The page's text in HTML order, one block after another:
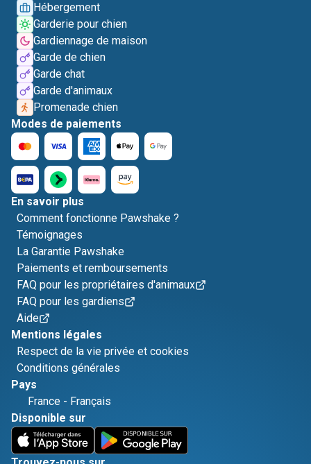
Hébergement
Garderie pour chien
Gardiennage de maison
Garde de chien
Garde chat
Garde d'animaux
Promenade chien
Modes de paiements
En savoir plus
Comment fonctionne Pawshake ?
Témoignages
La Garantie Pawshake
Paiements et remboursements
FAQ pour les propriétaires d'animaux
FAQ pour les gardiens
Aide
Mentions légales
Respect de la vie privée et cookies
Conditions générales
Pays
France - Français
Disponible sur